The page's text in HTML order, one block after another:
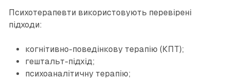
Психотерапевти використовують перевірені
підходи:
когнітивно-поведінкову терапію (КПТ);
гештальт-підхід;
психоаналітичну терапію;